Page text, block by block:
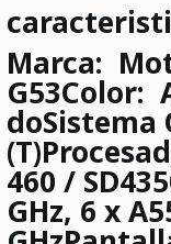
Marca:
G53Color:
doSistema
(T)
460 /
GHz, 6 x